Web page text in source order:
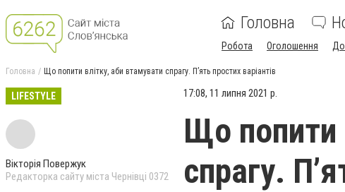
Головна
Робота Оголошення
Головна Що попити влітку, аби втамувати спрагу. П’ять простих варіантів
LIFESTYLE
Вікторія Повержук
Редакторка сайту міста Чернівці 0372
17:08, 11 липня 2021 р.
Що попити
спрагу.